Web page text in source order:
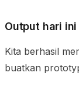
Output hari ini
Kita berhasil
buatkan